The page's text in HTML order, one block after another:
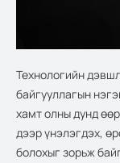
Технологийн
байгууллагын
хамт олны дунд
дээр үнэлэгдэх,
болохыг зорьж